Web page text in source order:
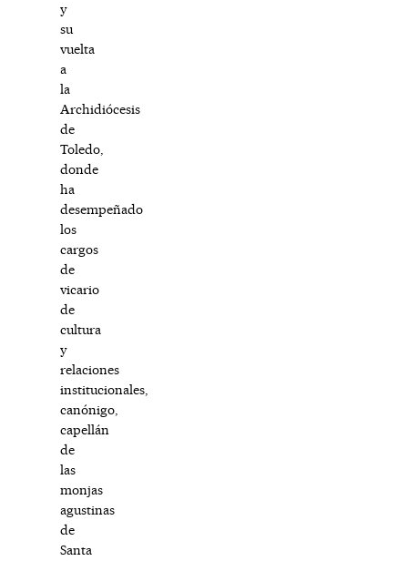
y
su
vuelta
a
la
Archidiócesis
de
Toledo,
donde
ha
desempeñado
los
cargos
de
vicario
de
cultura
y
relaciones
institucionales,
canónigo,
capellán
de
las
monjas
agustinas
de
Santa